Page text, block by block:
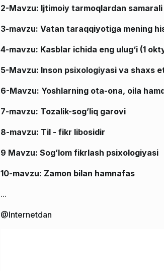
2-Mavzu: Ijtimoiy tarmoqlardan
3-mavzu: Vatan taraqqiyotiga mening
4-mavzu: Kasblar ichida eng ulug‘i (1
5-Mavzu: Inson psixologiyasi va shaxs
6-Mavzu: Yoshlarning ota-ona, oila
7-mavzu: Tozalik-sog’liq garovi
8-mavzu: Til - fikr libosidir
9 Mavzu: Sog’lom fikrlash psixologiyasi
10-mavzu: Zamon bilan hamnafas
...
@Internetdan